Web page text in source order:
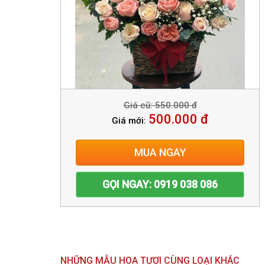
Giá cũ: 550.000 đ
Giá mới: 500.000 đ
MUA NGAY
GỌI NGAY: 0919 038 086
NHỮNG MẪU HOA TƯƠI CÙNG LOẠI KHÁC